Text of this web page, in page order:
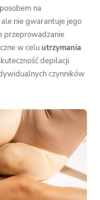
na
ale nie gwarantuje jego
przeprowadzanie
w celuutrzymania
depilacji
czynników